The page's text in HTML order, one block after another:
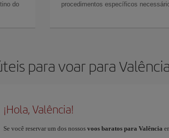
do
procedimentos específicos
para voar para Valência
¡Hola, Valência!
Se você reservar um dos nossos voos baratos para Valência